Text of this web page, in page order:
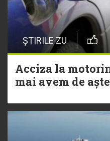
ȘTIRILE ZU
Acciza la
mai avem de